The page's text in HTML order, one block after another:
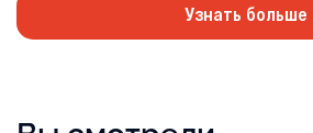
Узнать больше